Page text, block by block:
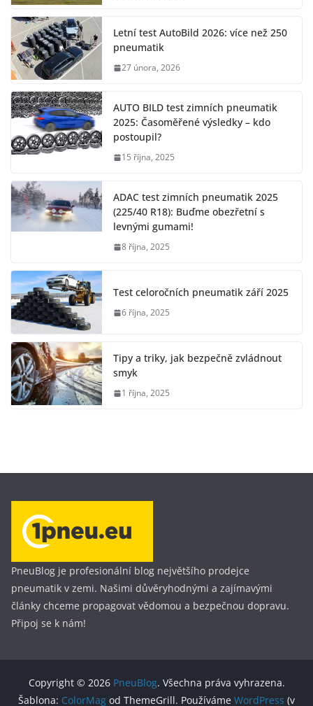
Letní test AutoBild 2026: více než 250
pneumatik
27 února, 2026
AUTO BILD test zimních pneumatik
2025: Časoměřené výsledky – kdo
postoupil?
15 října, 2025
ADAC test zimních pneumatik 2025
(225/40 R18): Buďme obezřetní s
levnými gumami!
8 října, 2025
Test celoročních pneumatik září 2025
6 října, 2025
Tipy a triky, jak bezpečně zvládnout
smyk
1 října, 2025
PneuBlog je profesionální blog největšího prodejce
pneumatik v zemi. Našimi důvěryhodnými a zajímavými
články chceme propagovat vědomou a bezpečnou dopravu.
Připoj se k nám!
Copyright © 2026 PneuBlog. Všechna práva vyhrazena.
Šablona: ColorMag od ThemeGrill. Používáme WordPress (v